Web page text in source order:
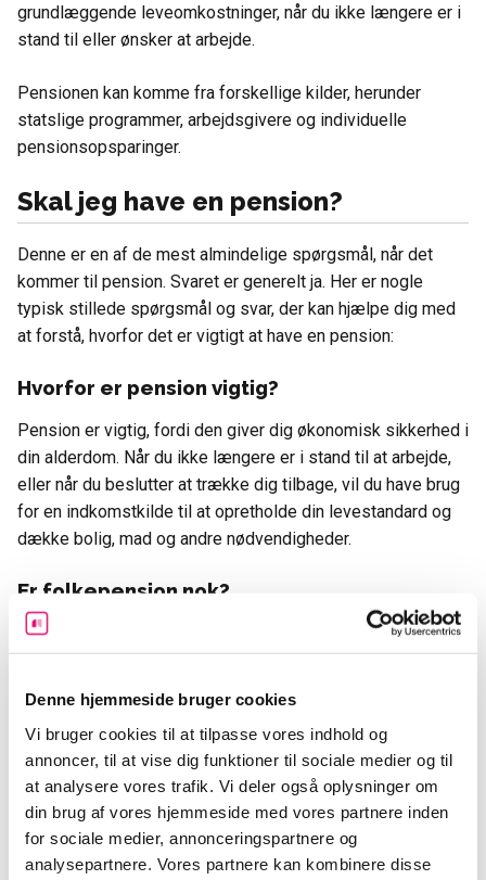
Denne hjemmeside bruger cookies
Vi bruger cookies til at tilpasse vores indhold og
annoncer, til at vise dig funktioner til sociale medier og til
at analysere vores trafik. Vi deler også oplysninger om
din brug af vores hjemmeside med vores partnere inden
for sociale medier, annonceringspartnere og
analysepartnere. Vores partnere kan kombinere disse
grundlæggende leveomkostninger, når du ikke længere er i
stand til eller ønsker at arbejde.
Pensionen kan komme fra forskellige kilder, herunder
statslige programmer, arbejdsgivere og individuelle
pensionsopsparinger.
Skal jeg have en pension?
Denne er en af de mest almindelige spørgsmål, når det
kommer til pension. Svaret er generelt ja. Her er nogle
typisk stillede spørgsmål og svar, der kan hjælpe dig med
at forstå, hvorfor det er vigtigt at have en pension:
Hvorfor er pension vigtig?
Pension er vigtig, fordi den giver dig økonomisk sikkerhed i
din alderdom. Når du ikke længere er i stand til at arbejde,
eller når du beslutter at trække dig tilbage, vil du have brug
for en indkomstkilde til at opretholde din levestandard og
dække bolig, mad og andre nødvendigheder.
Er folkepension nok?
Folkepension
giver en grundlæggende indkomst til borgere
i alderdommen. Det er dog ofte ikke tilstrækkelige til at
vigtigt at supplere med andre pensionskilder som
arbejdsmarkedspensioner og individuelle
pensionsordninger.
Hvordan fungerer en
arbejdsmarkedspension?